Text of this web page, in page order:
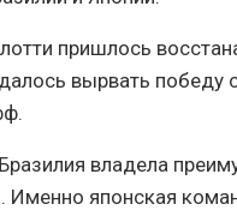
пришлось
вырвать победу
владела
Именно японская